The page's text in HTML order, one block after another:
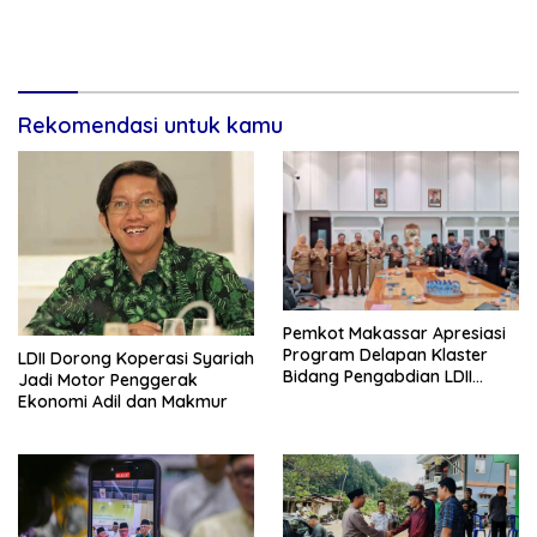
Rekomendasi untuk kamu
LDII Dorong Koperasi Syariah
Jadi Motor Penggerak
Ekonomi Adil dan Makmur
Pemkot Makassar Apresiasi
Program Delapan Klaster
Bidang Pengabdian LDII